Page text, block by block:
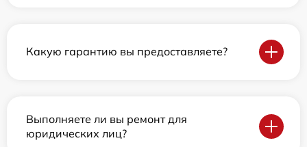
Какую гарантию вы предоставляете?
Выполняете ли вы ремонт для
юридических лиц?